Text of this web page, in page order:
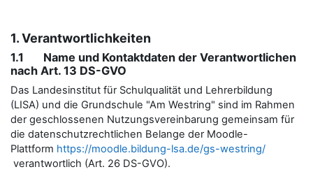
1. Verantwortlichkeiten
1.1 Name und Kontaktdaten der Verantwortlichen
nach Art. 13 DS-GVO
Das Landesinstitut für Schulqualität und Lehrerbildung
(LISA) und die Grundschule "Am Westring" sind im Rahmen
der geschlossenen Nutzungsvereinbarung gemeinsam für
die datenschutzrechtlichen Belange der Moodle-
Plattform https://moodle.bildung-lsa.de/gs-westring/
verantwortlich (Art. 26 DS-GVO).